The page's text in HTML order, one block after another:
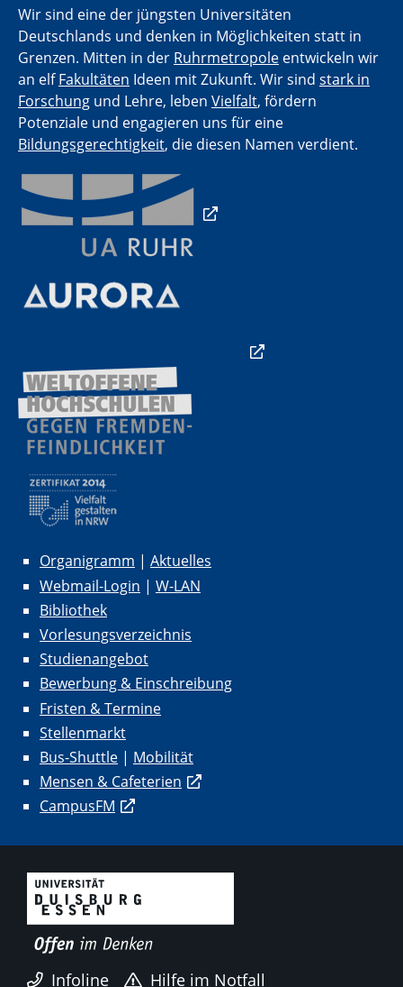
Wir sind eine der jüngsten Universitäten
Deutschlands und denken in Möglichkeiten statt in
Grenzen. Mitten in der Ruhrmetropole entwickeln wir
an elfFakultäten Ideen mit Zukunft. Wir sind stark in
Forschung und Lehre, leben Vielfalt, fördern
Potenziale und engagieren uns für eine
Bildungsgerechtigkeit, die diesen Namen verdient.
Organigramm | Aktuelles
Webmail-Login | W-LAN
Bibliothek
Vorlesungsverzeichnis
Studienangebot
Bewerbung & Einschreibung
Fristen & Termine
Stellenmarkt
Bus-Shuttle | Mobilität
Mensen & Cafeterien
CampusFM
Infoline Hilfe im Notfall